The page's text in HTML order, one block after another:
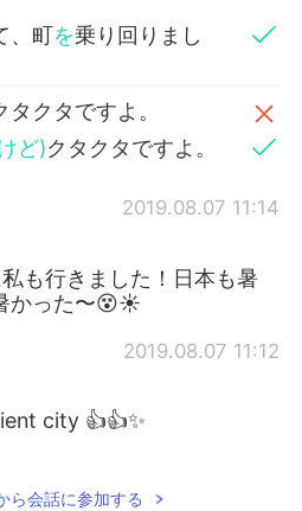
、町を乗り回りまし
クタですよ。
ど)クタクタですよ。
2019.08.07 11:14
も行きました！日本も暑
かった〜😵☀️
2019.08.07 11:12
city 👍👍✨
ら会話に参加する